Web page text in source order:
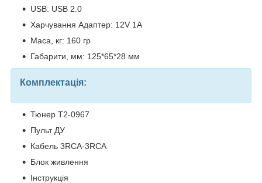
USB: USB 2.0
Харчування Адаптер: 12V 1A
Маса, кг: 160 гр
Габарити, мм: 125*65*28 мм
Комплектація:
Тюнер T2-0967
Пульт ДУ
Кабель 3RCA-3RCA
Блок живлення
Інструкція